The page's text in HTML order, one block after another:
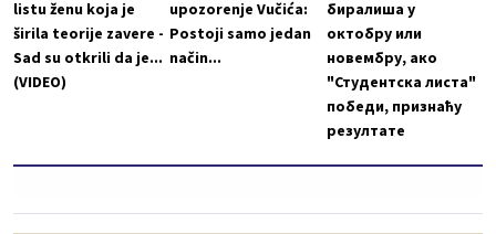
listu ženu koja je
širila teorije zavere -
Sad su otkrili da je...
(VIDEO)
upozorenje Vučića:
Postoji samo jedan
način...
биралиша у
октобру или
новембру, ако
"Студентска листа"
победи, признаћу
резултате